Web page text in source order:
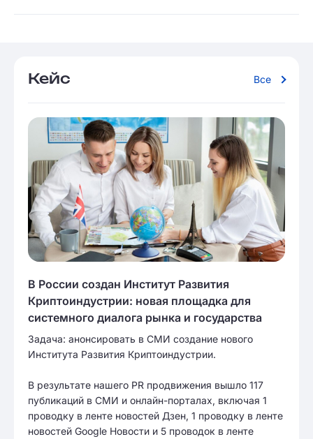
Кейс Все
В России создан Институт Развития
Криптоиндустрии: новая площадка для
системного диалога рынка и государства
Задача: анонсировать в СМИ создание нового
Института Развития Криптоиндустрии.
В результате нашего PR продвижения вышло 117
публикаций в СМИ и онлайн-порталах, включая 1
проводку в ленте новостей Дзен, 1 проводку в ленте
новостей Google Новости и 5 проводок в ленте